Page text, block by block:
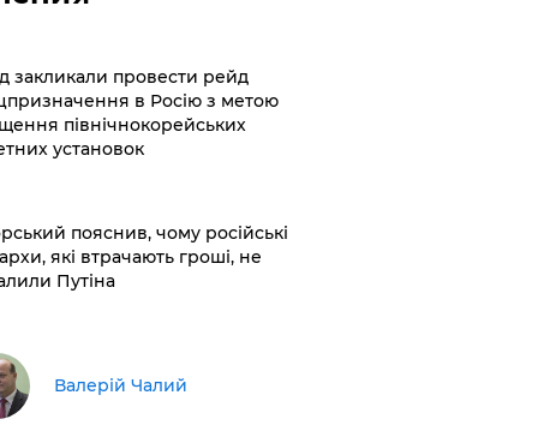
закликали провести рейд
в Росію з метою
північнокорейських
установок
пояснив, чому російські
які втрачають гроші, не
Путіна
Валерій Чалий